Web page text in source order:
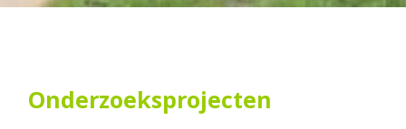
Onderzoeksprojecten